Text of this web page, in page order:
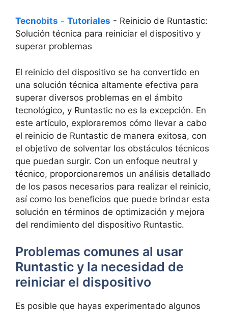
Tecnobits - Tutoriales - Reinicio de Runtastic:
Solución técnica para reiniciar el dispositivo y
superar problemas
El reinicio del dispositivo se ha convertido en
una solución técnica altamente efectiva‍ para
superar diversos problemas en el ámbito
‌tecnológico, y Runtastic no es la excepción. En
este artículo, exploraremos cómo llevar a​ cabo
el reinicio⁤ de Runtastic ‌de manera exitosa, con
el objetivo‍ de solventar los obstáculos técnicos
que puedan surgir. Con un enfoque neutral y
técnico, proporcionaremos un análisis detallado
de los pasos necesarios ‌para realizar el reinicio,
así como ⁢los beneficios que puede ‍brindar esta
solución​ en términos de optimización y mejora
del rendimiento del dispositivo Runtastic.
Problemas‍ comunes al usar
Runtastic y la necesidad de
‍reiniciar el dispositivo
Es posible que hayas experimentado algunos